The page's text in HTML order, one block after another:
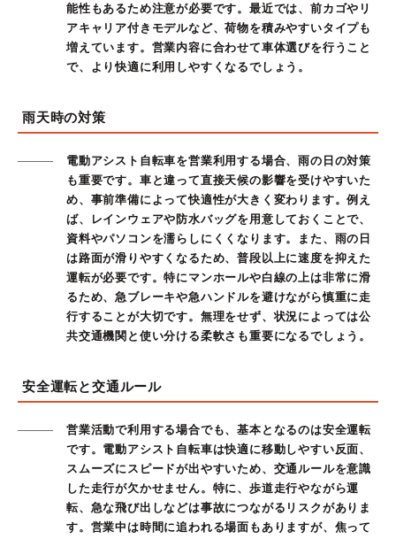
能性もあるため注意が必要です。最近では、前カゴやリ
アキャリア付きモデルなど、荷物を積みやすいタイプも
増えています。営業内容に合わせて車体選びを行うこと
で、より快適に利用しやすくなるでしょう。
雨天時の対策
電動アシスト自転車を営業利用する場合、雨の日の対策
も重要です。車と違って直接天候の影響を受けやすいた
め、事前準備によって快適性が大きく変わります。例え
ば、レインウェアや防水バッグを用意しておくことで、
資料やパソコンを濡らしにくくなります。また、雨の日
は路面が滑りやすくなるため、普段以上に速度を抑えた
運転が必要です。特にマンホールや白線の上は非常に滑
るため、急ブレーキや急ハンドルを避けながら慎重に走
行することが大切です。無理をせず、状況によっては公
共交通機関と使い分ける柔軟さも重要になるでしょう。
安全運転と交通ルール
営業活動で利用する場合でも、基本となるのは安全運転
です。電動アシスト自転車は快適に移動しやすい反面、
スムーズにスピードが出やすいため、交通ルールを意識
した走行が欠かせません。特に、歩道走行やながら運
転、急な飛び出しなどは事故につながるリスクがありま
す。営業中は時間に追われる場面もありますが、焦って